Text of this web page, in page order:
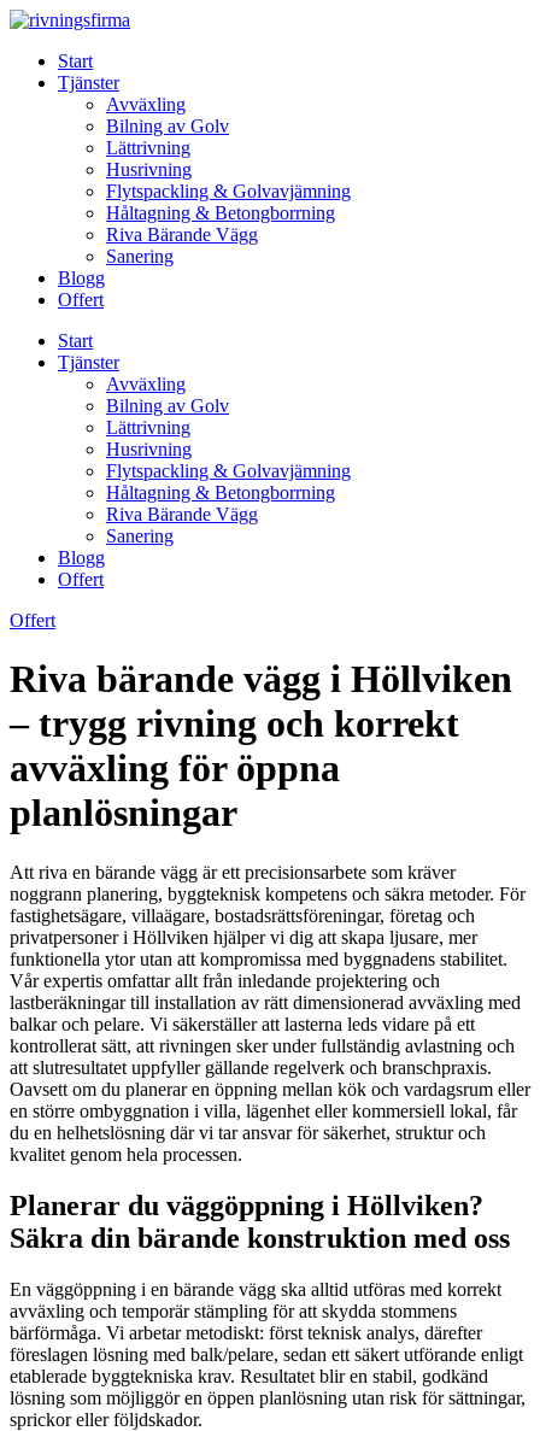
Skip
contentStart
Tjänster
Avväxling
Bilning av Golv
Lättrivning
Husrivning
Flytspackling & Golvavjämning
Håltagning & Betongborrning
Riva Bärande Vägg
Sanering
Blogg
Offert
Start
Tjänster
Avväxling
Bilning av Golv
Lättrivning
Husrivning
Flytspackling & Golvavjämning
Håltagning & Betongborrning
Riva Bärande Vägg
Sanering
Blogg
Offert
Offert
Riva bärande vägg i Höllviken
– trygg rivning och korrekt
avväxling för öppna
planlösningar
Att riva en bärande vägg är ett precisionsarbete som kräver
noggrann planering, byggteknisk kompetens och säkra metoder. För
fastighetsägare, villaägare, bostadsrättsföreningar, företag och
privatpersoner i Höllviken hjälper vi dig att skapa ljusare, mer
funktionella ytor utan att kompromissa med byggnadens stabilitet.
Vår expertis omfattar allt från inledande projektering och
lastberäkningar till installation av rätt dimensionerad avväxling med
balkar och pelare. Vi säkerställer att lasterna leds vidare på ett
kontrollerat sätt, att rivningen sker under fullständig avlastning och
att slutresultatet uppfyller gällande regelverk och branschpraxis.
Oavsett om du planerar en öppning mellan kök och vardagsrum eller
en större ombyggnation i villa, lägenhet eller kommersiell lokal, får
du en helhetslösning där vi tar ansvar för säkerhet, struktur och
kvalitet genom hela processen.
Planerar du väggöppning i Höllviken?
Säkra din bärande konstruktion med oss
En väggöppning i en bärande vägg ska alltid utföras med korrekt
avväxling och temporär stämpling för att skydda stommens
bärförmåga. Vi arbetar metodiskt: först teknisk analys, därefter
föreslagen lösning med balk/pelare, sedan ett säkert utförande enligt
etablerade byggtekniska krav. Resultatet blir en stabil, godkänd
lösning som möjliggör en öppen planlösning utan risk för sättningar,
sprickor eller följdskador.